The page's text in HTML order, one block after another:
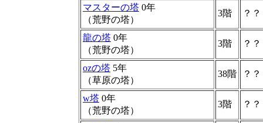
マスターの塔 0年
（荒野の塔）
3階 ？
龍の塔 0年
（荒野の塔）
3階 ？
ozの塔 5年
（草原の塔）
38階 ？
w塔 0年
（荒野の塔）
3階 ？